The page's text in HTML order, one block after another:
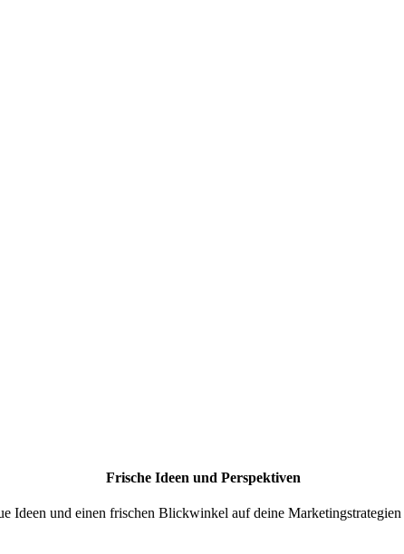
Frische Ideen und Perspektiven
Ideen und einen frischen Blickwinkel auf deine Marketingstrategien